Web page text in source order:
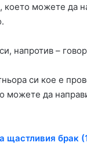
можете да
напротив –
си кое е
можете да
щастливия брак